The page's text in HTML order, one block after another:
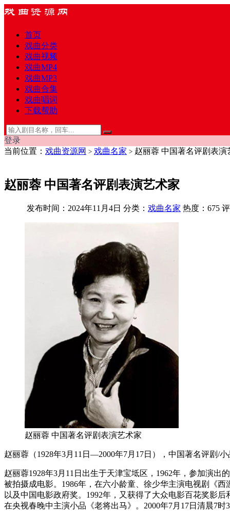
首页
戏曲分类
戏曲视频
戏曲MP4
戏曲MP3
戏曲合集
戏曲唱词
下载帮助
登录
当前位置： 戏曲资源网 > 戏曲名家 > 赵丽蓉 中国著名评剧表演
赵丽蓉 中国著名评剧表演艺术家
发布时间：2024年11月4日 分类： 戏曲名家 热度：675
赵丽蓉 中国著名评剧表演艺术家
赵丽蓉（1928年3月11日—2000年7月17日），中国著名评剧/小
赵丽蓉1928年3月11日出生于天津宝坻区，1962年，参加演
被拍摄成电影。1986年，在六小龄童、徐少华主演电视剧《
以及中国电影政府奖。1992年，又获得了大众电影百花奖影
在央视春晚中主演小品《老将出马》。2000年7月17日清晨7时